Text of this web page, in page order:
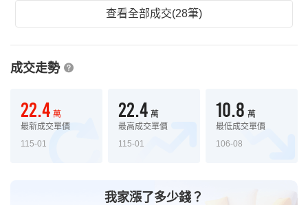
查看全部成交(28筆)
成交走勢
22.4 萬
最新成交單價
115-01
22.4 萬
最高成交單價
115-01
10.8 萬
最低成交單價
106-08
我家漲了多少錢？